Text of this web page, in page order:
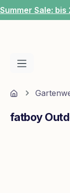
Zum Hauptinhalt
Summer Sale:
Home